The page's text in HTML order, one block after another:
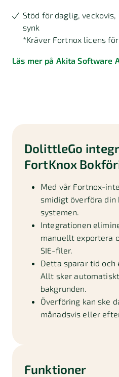
Stöd för daglig,
synk
*Kräver Fortnox licens
Läs mer på Akita Software
DolittleGo
FortKnox
Med vår Fortnox-
smidigt överföra din
systemen.
Integrationen
manuellt exportera
SIE-filer.
Detta sparar tid
Allt sker
bakgrunden.
Överföring kan ske
månadsvis eller
Funktioner